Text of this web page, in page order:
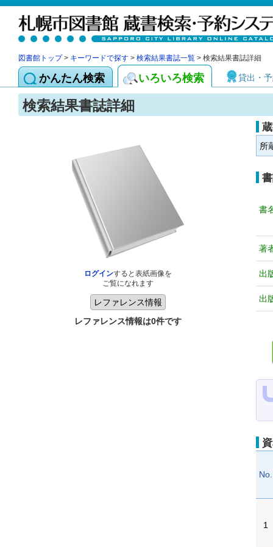
図書館トップ> キーワードで探す > 検索結果書誌一覧 > 検索結果書誌詳細
かんたん検索 いろいろ検索 貸出・
検索結果書誌詳細
ログインすると表紙画像を
ご覧になれます
レファレンス情報は0件です
所
書
著
出
出
No.
1